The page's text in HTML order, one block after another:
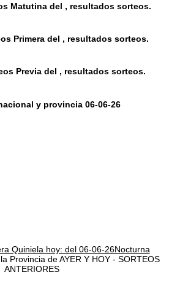
Matutina del , resultados sorteos.
Primera del , resultados sorteos.
Previa del , resultados sorteos.
y provincia 06-06-26
Quiniela hoy: del 06-06-26Nocturna
Provincia de AYER Y HOY - SORTEOS
ANTERIORES